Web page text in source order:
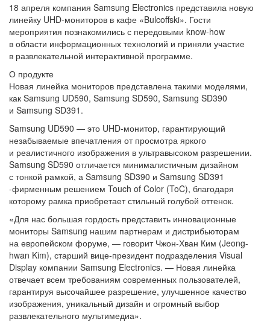
18 апреля компания Samsung Electronics представила новую
линейку UHD-мониторов в кафе «Bulcoffski». Гости
мероприятия познакомились с передовыми know-how
в области информационных технологий и приняли участие
в развлекательной интерактивной программе.
О продукте
Новая линейка мониторов представлена такими моделями,
как Samsung UD590, Samsung SD590, Samsung SD390
и Samsung SD391.
Samsung UD590 — это UHD-монитор, гарантирующий
незабываемые впечатления от просмотра яркого
и реалистичного изображения в ультравысоком разрешении.
Samsung SD590 отличается минималистичным дизайном
с тонкой рамкой, а Samsung SD390 и Samsung SD391
-фирменным решением Touch of Color (ToC), благодаря
которому рамка приобретает стильный голубой оттенок.
«Для нас большая гордость представить инновационные
мониторы Samsung нашим партнерам и дистрибьюторам
на европейском форуме, — говорит Чжон-Хван Ким (Jeong-
hwan Kim), старший вице-президент подразделения Visual
Display компании Samsung Electronics. — Новая линейка
отвечает всем требованиям современных пользователей,
гарантируя высочайшее разрешение, улучшенное качество
изображения, уникальный дизайн и огромный выбор
развлекательного мультимедиа».